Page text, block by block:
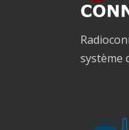
système